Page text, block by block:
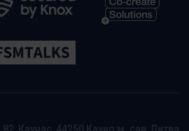
82, Каунас, 44250 Кауно м. сав, Литва